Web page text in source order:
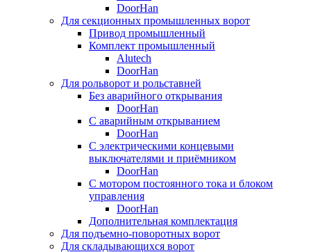
DoorHan
Для секционных промышленных ворот
Привод промышленный
Комплект промышленный
Alutech
DoorHan
Для рольворот и рольставней
Без аварийного открывания
DoorHan
С аварийным открыванием
DoorHan
С электрическими концевыми
выключателями и приёмником
DoorHan
С мотором постоянного тока и блоком
управления
DoorHan
Дополнительная комплектация
Для подъемно-поворотных ворот
Для складывающихся ворот